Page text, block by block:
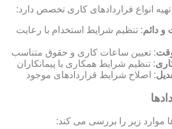
تهیه انواع قراردادهای کاری تخصص دارد:
و دائم: تنظیم شرایط استخدام با رعایت
وقت: تعیین ساعات کاری و حقوق متناسب
: تنظیم شرایط همکاری با پیمانکاران
: اصلاح شرایط قراردادهای موجود
موارد زیر را بررسی می کند: